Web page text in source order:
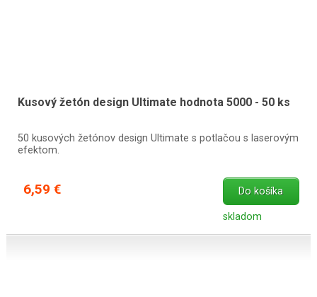
Kusový žetón design Ultimate hodnota 5000 - 50 ks
50 kusových žetónov design Ultimate s potlačou s laserovým
efektom.
6,59 € Do košíka
skladom